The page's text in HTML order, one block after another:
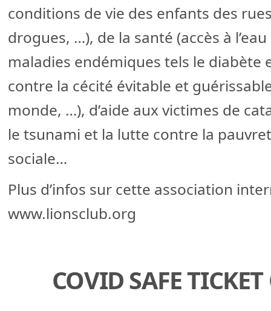
conditions de vie des enfants des
drogues, …), de la santé (accès à
maladies endémiques tels le diabète
contre la cécité évitable et
monde, …), d’aide aux victimes de
le tsunami et la lutte contre la
sociale…
Plus d’infos sur cette association
www.lionsclub.org
COVID SAFE